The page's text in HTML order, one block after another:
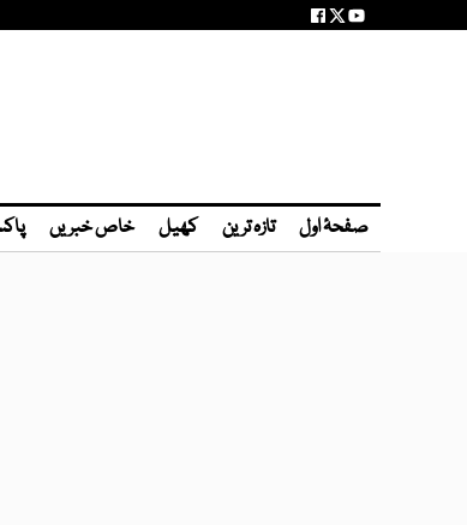
صفحۂ اول تازہ ترین کھیل خاص خبریں